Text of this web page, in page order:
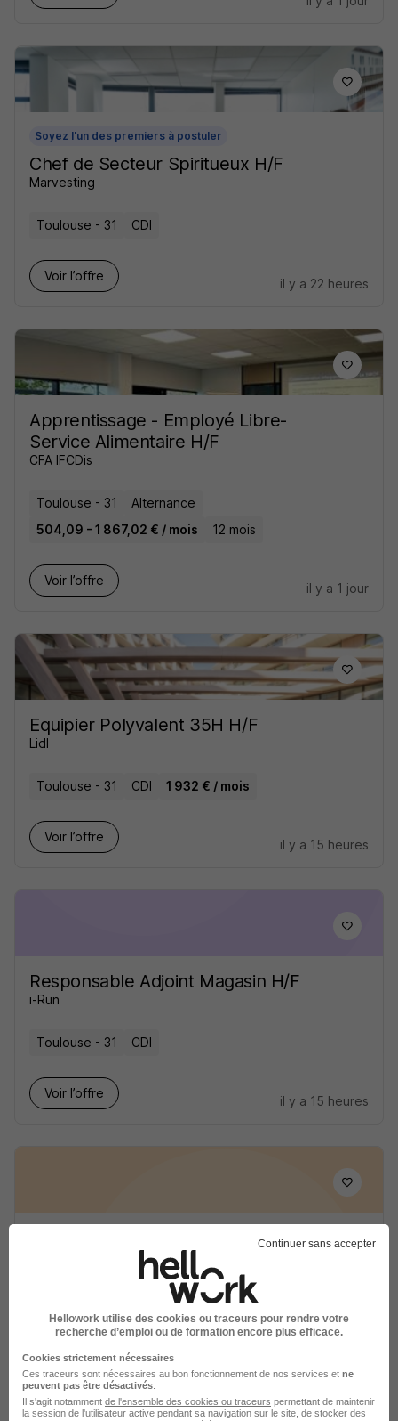
Soyez l'un des premiers à postuler
Chef de Secteur Spiritueux H/F
Marvesting
Toulouse - 31 CDI
Voir l’offre
il y a 22 heures
Apprentissage - Employé Libre-
Service Alimentaire H/F
CFA IFCDis
Toulouse - 31
Alternance
504,09 - 1 867,02 € / mois
12 mois
Voir l’offre
il y a 1 jour
Equipier Polyvalent 35H H/F
Lidl
Toulouse - 31 CDI 1 932 € / mois
Voir l’offre
il y a 15 heures
Responsable Adjoint Magasin H/F
i-Run
Toulouse - 31 CDI
Voir l’offre
il y a 15 heures
Alternance Employé Polyvalent -
Toulouse - 31
Alternance
Voir l’offre
il y a 1 jour
Continuer sans accepter
Hellowork utilise des cookies ou traceurs pour rendre votre
recherche d’emploi ou de formation encore plus efficace.
Cookies strictement nécessaires
Ces traceurs sont nécessaires au bon fonctionnement de nos services et ne
peuvent pas être désactivés
Il s'agit notamment de l'ensemble des cookies ou traceurs permettant de maintenir
la session de l'utilisateur active pendant sa navigation sur le site, de stocker des